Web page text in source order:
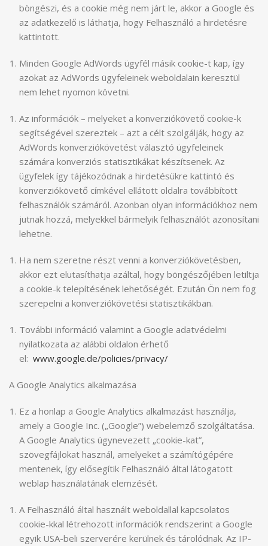
böngészi, és a cookie még nem járt le, akkor a Google és
az adatkezelő is láthatja, hogy Felhasználó a hirdetésre
kattintott.
Minden Google AdWords ügyfél másik cookie-t kap, így
azokat az AdWords ügyfeleinek weboldalain keresztül
nem lehet nyomon követni.
Az információk – melyeket a konverziókövető cookie-k
segítségével szereztek – azt a célt szolgálják, hogy az
AdWords konverziókövetést választó ügyfeleinek
számára konverziós statisztikákat készítsenek. Az
ügyfelek így tájékozódnak a hirdetésükre kattintó és
konverziókövető címkével ellátott oldalra továbbított
felhasználók számáról. Azonban olyan információkhoz nem
jutnak hozzá, melyekkel bármelyik felhasználót azonosítani
lehetne.
Ha nem szeretne részt venni a konverziókövetésben,
akkor ezt elutasíthatja azáltal, hogy böngészőjében letiltja
a cookie-k telepítésének lehetőségét. Ezután Ön nem fog
szerepelni a konverziókövetési statisztikákban.
További információ valamint a Google adatvédelmi
nyilatkozata az alábbi oldalon érhető
el: www.google.de/policies/privacy/
A Google Analytics alkalmazása
Ez a honlap a Google Analytics alkalmazást használja,
amely a Google Inc. („Google”) webelemző szolgáltatása.
A Google Analytics úgynevezett „cookie-kat”,
szövegfájlokat használ, amelyeket a számítógépére
mentenek, így elősegítik Felhasználó által látogatott
weblap használatának elemzését.
A Felhasználó által használt weboldallal kapcsolatos
cookie-kkal létrehozott információk rendszerint a Google
egyik USA-beli szerverére kerülnek és tárolódnak. Az IP-